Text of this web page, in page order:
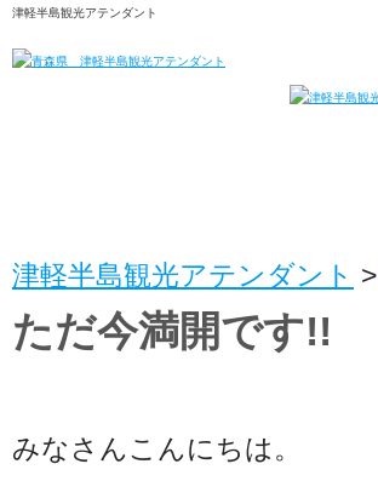
津軽半島観光アテンダント
津軽半島観光アテンダント >
ただ今満開です!!
みなさんこんにちは。